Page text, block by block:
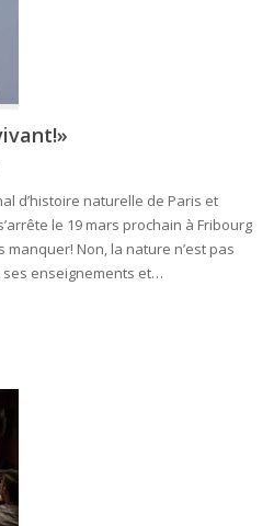
d’histoire naturelle de Paris et
le 19 mars prochain à Fribourg
Non, la nature n’est pas
enseignements et…